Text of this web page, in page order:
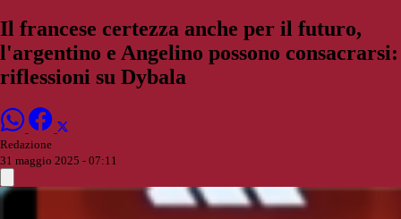
Il francese certezza anche per il futuro,
l'argentino e Angelino possono consacrarsi:
riflessioni su Dybala
Redazione
31 maggio 2025 - 07:11